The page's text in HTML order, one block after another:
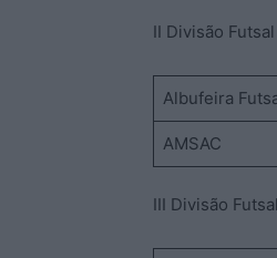
II Divisão
Albufeira
AMSAC
III Divisão